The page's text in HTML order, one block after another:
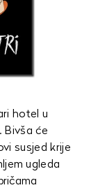
hotel u
Bivša će
susjed krije
ugleda